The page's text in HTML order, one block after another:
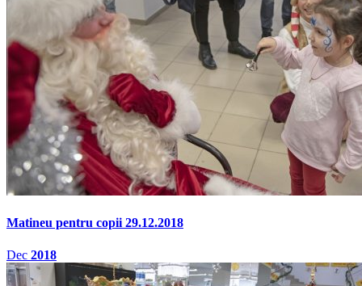
Matineu pentru copii 29.12.2018
Dec 2018